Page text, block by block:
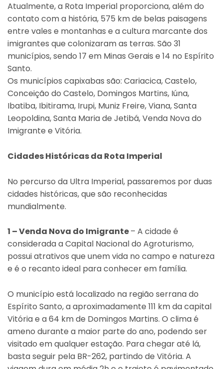
Atualmente, a Rota Imperial proporciona, além do
contato com a história, 575 km de belas paisagens
entre vales e montanhas e a cultura marcante dos
imigrantes que colonizaram as terras. São 31
municípios, sendo 17 em Minas Gerais e 14 no Espírito
Santo.
Os municípios capixabas são: Cariacica, Castelo,
Conceição do Castelo, Domingos Martins, Iúna,
Ibatiba, Ibitirama, Irupi, Muniz Freire, Viana, Santa
Leopoldina, Santa Maria de Jetibá, Venda Nova do
Imigrante e Vitória.
Cidades Históricas da Rota Imperial
No percurso da Ultra Imperial, passaremos por duas
cidades históricas, que são reconhecidas
mundialmente.
1 – Venda Nova do Imigrante– A cidade é
considerada a Capital Nacional do Agroturismo,
possui atrativos que unem vida no campo e natureza
e é o recanto ideal para conhecer em família.
O município está localizado na região serrana do
Espírito Santo, a aproximadamente 111 km da capital
Vitória e a 64 km de Domingos Martins. O clima é
ameno durante a maior parte do ano, podendo ser
visitado em qualquer estação. Para chegar até lá,
basta seguir pela BR-262, partindo de Vitória. A